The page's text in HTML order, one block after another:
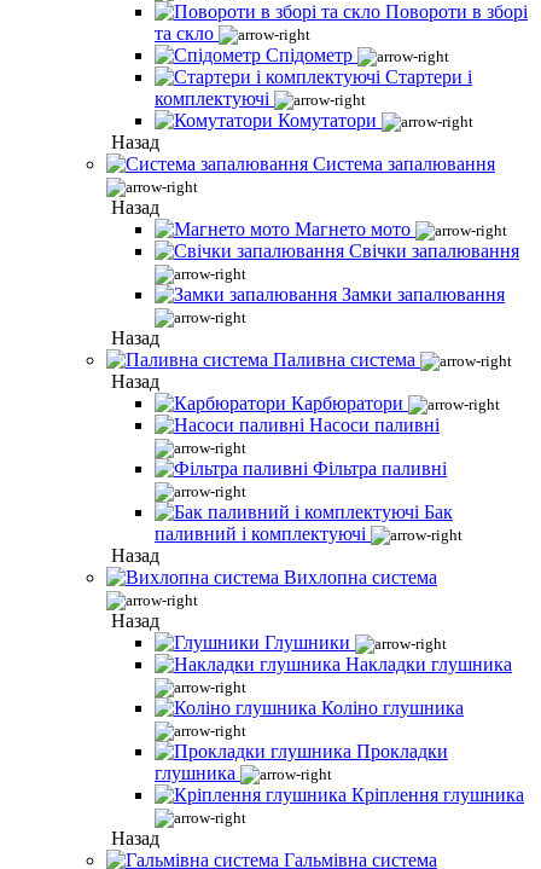
Повороти в зборі
та скло
Спідометр
Стартери і
комплектуючі
Комутатори
Назад
Система запалювання
Назад
Магнето мото
Свічки запалювання
Замки запалювання
Назад
Паливна система
Назад
Карбюратори
Насоси паливні
Фільтра паливні
Бак
паливний і комплектуючі
Назад
Вихлопна система
Назад
Глушники
Накладки глушника
Коліно глушника
Прокладки
глушника
Кріплення глушника
Назад
Гальмівна система